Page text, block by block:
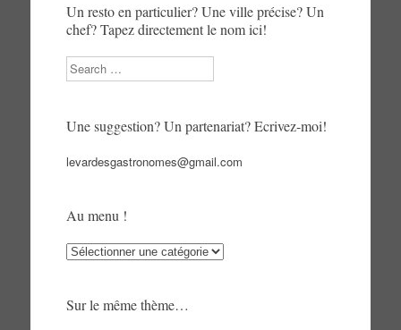
Un resto en particulier? Une ville précise? Un
chef? Tapez directement le nom ici!
Search
Une suggestion? Un partenariat? Ecrivez-moi!
levardesgastronomes@gmail.com
Au menu !
Au
Sur le même thème…